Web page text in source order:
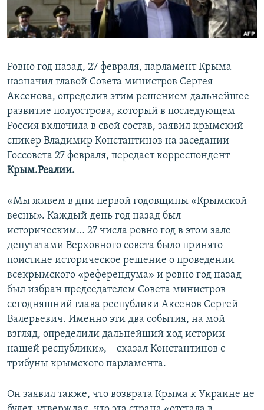
ПОБЕДИТЕЛЕЙ НЕ СУДЯТ?
КРЫМ.НЕПОКОРЕННЫЙ
УКРАИНСКАЯ ПРОБЛЕМА КРЫМА
ПРИСОЕДИНЯЙТЕСЬ!
Ровно год назад, 27 февраля, парламент Крыма
назначил главой Совета министров Сергея
Аксенова, определив этим решением дальнейшее
развитие полуострова, который в последующем
Россия включила в свой состав, заявил крымский
спикер Владимир Константинов на заседании
Госсовета 27 февраля, передает корреспондент
Крым.Реалии.
«Мы живем в дни первой годовщины «Крымской
весны». Каждый день год назад был
историческим… 27 числа ровно год в этом зале
депутатами Верховного совета было принято
поистине историческое решение о проведении
всекрымского «референдума» и ровно год назад
был избран председателем Совета министров
сегодняшний глава республики Аксенов Сергей
Валерьевич. Именно эти два события, на мой
взгляд, определили дальнейший ход истории
нашей республики», – сказал Константинов с
трибуны крымского парламента.
Он заявил также, что возврата Крыма к Украине не